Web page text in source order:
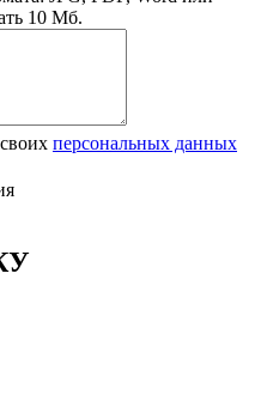
10 Мб.
персональных данных